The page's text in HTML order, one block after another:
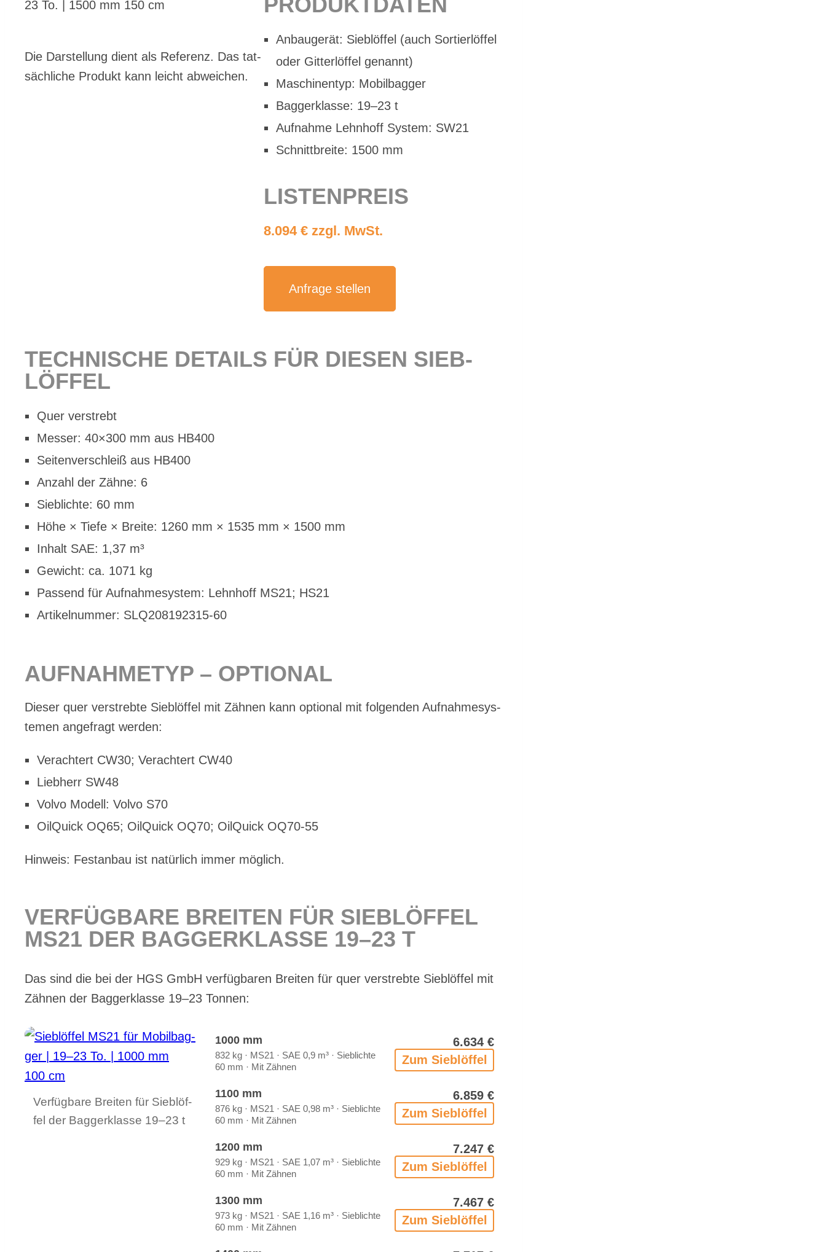
Die Dar­stel­lung dient als Re­fe­renz. Das tat­
säch­li­che Pro­dukt kann leicht ab­wei­chen.
An­bau­ge­rät: Sieb­löf­fel (auch Sor­tier­löf­fel
oder Git­ter­löf­fel ge­nannt)
Ma­schi­nen­typ: Mo­bil­bag­ger
Bag­ger­klas­se: 19–23 t
Auf­nah­me Lehn­hoff Sys­tem: SW21
Schnitt­brei­te: 1500 mm
LIS­TEN­PREIS
8.094 € zzgl. MwSt.
An­fra­ge stel­len
TECH­NI­SCHE DE­TAILS FÜR DIE­SEN SIEB­
LÖF­FEL
Quer ver­strebt
Mes­ser: 40×300 mm aus HB400
Sei­ten­ver­schleiß aus HB400
An­zahl der Zäh­ne: 6
Sieb­lich­te: 60 mm
Höhe × Tie­fe × Brei­te: 1260 mm × 1535 mm × 1500 mm
In­halt SAE: 1,37 m³
Ge­wicht: ca. 1071 kg
Pas­send für Auf­nah­me­sys­tem: Lehn­hoff MS21; HS21
Ar­ti­kel­num­mer: SLQ208192315-60
AUF­NAH­ME­TYP – OP­TIO­NAL
Die­ser quer ver­streb­te Sieb­löf­fel mit Zäh­nen kann op­tio­nal mit fol­gen­den Auf­nah­me­sys­
te­men an­ge­fragt wer­den:
Ver­ach­tert CW30; Ver­ach­tert CW40
Lieb­herr SW48
Vol­vo Mo­dell: Vol­vo S70
Oil­Quick OQ65; Oil­Quick OQ70; Oil­Quick OQ70-55
Hin­weis: Fest­an­bau ist na­tür­lich im­mer mög­lich.
VER­FÜG­BA­RE BREI­TEN FÜR SIEB­LÖF­FEL
MS21 DER BAG­GER­KLAS­SE 19–23 T
Das sind die bei der HGS GmbH ver­füg­ba­ren Brei­ten für quer ver­streb­te Sieb­löf­fel mit
Zäh­nen der Bag­ger­klas­se 19–23 Ton­nen:
Ver­füg­ba­re Brei­ten für Sieb­löf­
fel der Bag­ger­klas­se 19–23 t
1000 mm
832 kg · MS21 · SAE 0,9 m³ · Sieb­lich­te
60 mm · Mit Zäh­nen
6.634 €
Zum Sieb­löf­fel
1100 mm
876 kg · MS21 · SAE 0,98 m³ · Sieb­lich­te
60 mm · Mit Zäh­nen
6.859 €
Zum Sieb­löf­fel
1200 mm
929 kg · MS21 · SAE 1,07 m³ · Sieb­lich­te
60 mm · Mit Zäh­nen
7.247 €
Zum Sieb­löf­fel
1300 mm
973 kg · MS21 · SAE 1,16 m³ · Sieb­lich­te
60 mm · Mit Zäh­nen
7.467 €
Zum Sieb­löf­fel